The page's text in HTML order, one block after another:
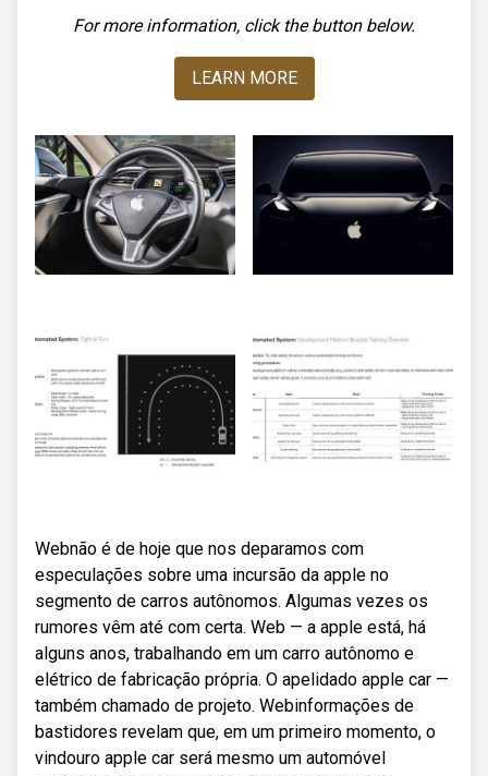
For more information, click the button below.
LEARN MORE
Webnão é de hoje que nos deparamos com
especulações sobre uma incursão da apple no
segmento de carros autônomos. Algumas vezes os
rumores vêm até com certa. Web — a apple está, há
alguns anos, trabalhando em um carro autônomo e
elétrico de fabricação própria. O apelidado apple car —
também chamado de projeto. Webinformações de
bastidores revelam que, em um primeiro momento, o
vindouro apple car será mesmo um automóvel